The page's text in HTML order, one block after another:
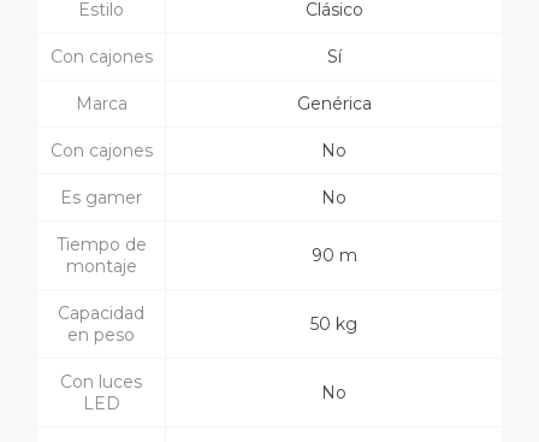
Estilo Clásico
Con cajones Sí
Marca Genérica
Con cajones No
Es gamer No
Tiempo de
montaje
90 m
Capacidad
en peso
50 kg
Con luces
LED
No